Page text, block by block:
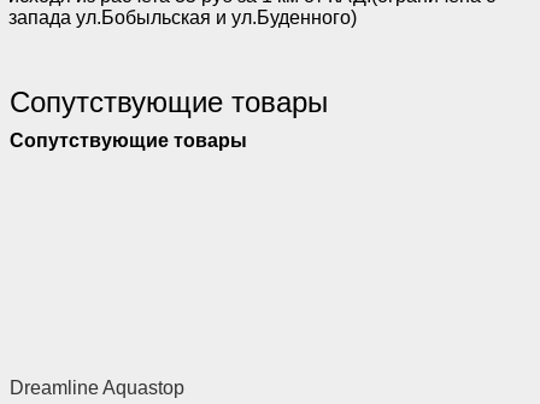
запада ул.Бобыльская и ул.Буденного)
Сопутствующие товары
Сопутствующие товары
Dreamline Aquastop